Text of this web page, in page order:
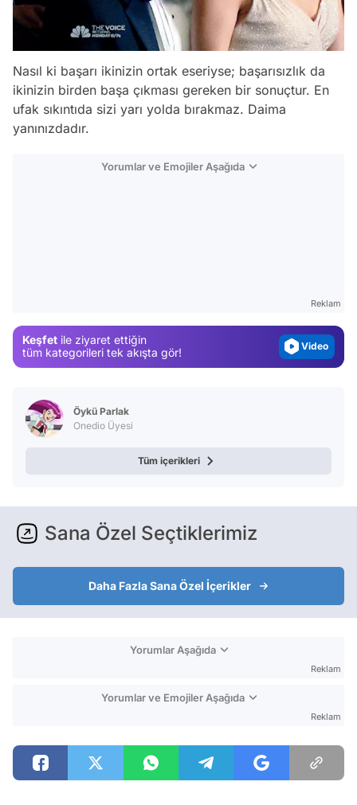
Nasıl ki başarı ikinizin ortak eseriyse; başarısızlık da
ikinizin birden başa çıkması gereken bir sonuçtur. En
ufak sıkıntıda sizi yarı yolda bırakmaz. Daima
yanınızdadır.
Yorumlar ve Emojiler Aşağıda
Reklam
Keşfet ile ziyaret ettiğin
tüm kategorileri tek akışta gör!
Test
Öykü Parlak
Onedio Üyesi
Tüm içerikleri
Sana Özel Seçtiklerimiz
Daha Fazla Sana Özel İçerikler
Yorumlar Aşağıda
Reklam
Yorumlar ve Emojiler Aşağıda
Reklam